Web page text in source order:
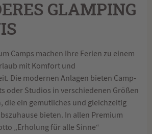
GLAMPING
Camps machen Ihre Ferien zu einem
mit Komfort und
Die modernen Anlagen bieten Camp-
oder Studios in verschiedenen Größen
die ein gemütliches und gleichzeitig
bieten. In allen Premium
„Erholung für alle Sinne“